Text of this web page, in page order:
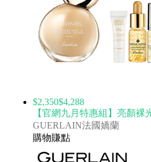
$2,350$4,288
【官網九月特惠組】亮顏裸
GUERLAIN法國嬌蘭
購物賺點